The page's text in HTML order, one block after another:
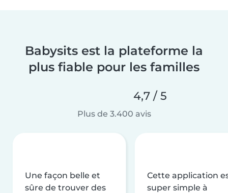
Babysits est la plateforme la
plus fiable pour les familles
4,7 / 5
Plus de 3.400 avis
Une façon belle et
sûre de trouver des
Cette application
super simple à